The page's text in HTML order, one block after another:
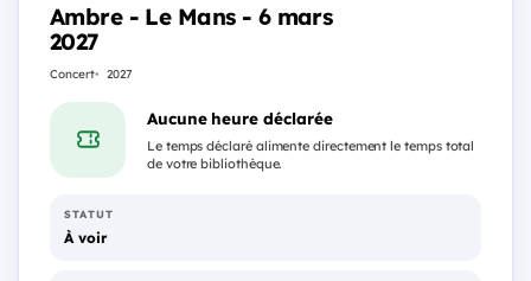
Ambre - Le Mans - 6 mars
2027
Concert 2027
Aucune heure déclarée
Le temps déclaré alimente directement le temps total
de votre bibliothèque.
STATUT
À voir